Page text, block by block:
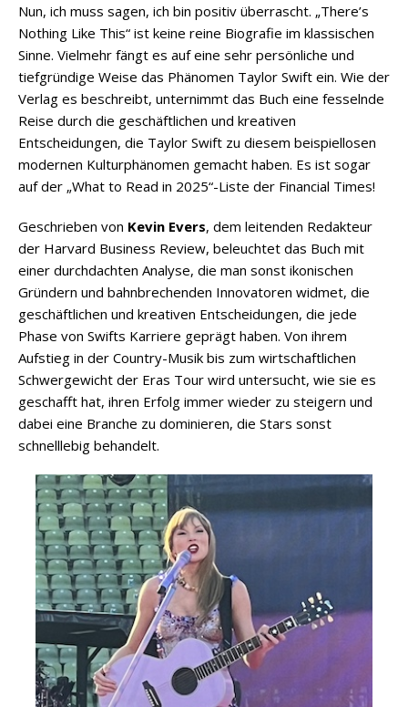
Nun, ich muss sagen, ich bin positiv überrascht. „There’s
Nothing Like This“ ist keine reine Biografie im klassischen
Sinne. Vielmehr fängt es auf eine sehr persönliche und
tiefgründige Weise das Phänomen Taylor Swift ein. Wie der
Verlag es beschreibt, unternimmt das Buch eine fesselnde
Reise durch die geschäftlichen und kreativen
Entscheidungen, die Taylor Swift zu diesem beispiellosen
modernen Kulturphänomen gemacht haben. Es ist sogar
auf der „What to Read in 2025“-Liste der Financial Times!
Geschrieben von Kevin Evers, dem leitenden Redakteur
der Harvard Business Review, beleuchtet das Buch mit
einer durchdachten Analyse, die man sonst ikonischen
Gründern und bahnbrechenden Innovatoren widmet, die
geschäftlichen und kreativen Entscheidungen, die jede
Phase von Swifts Karriere geprägt haben. Von ihrem
Aufstieg in der Country-Musik bis zum wirtschaftlichen
Schwergewicht der Eras Tour wird untersucht, wie sie es
geschafft hat, ihren Erfolg immer wieder zu steigern und
dabei eine Branche zu dominieren, die Stars sonst
schnelllebig behandelt.